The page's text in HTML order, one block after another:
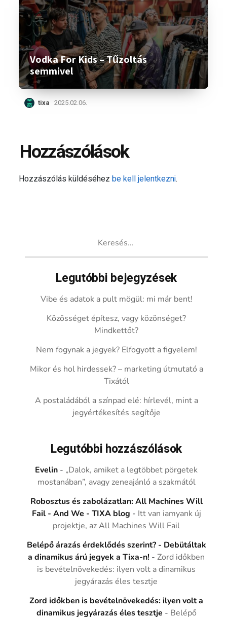
Vodka For Kids – Tűzoltás
semmivel
tixa 2025.02.06.
Hozzászólások
Hozzászólás küldéséhezbe kell jelentkezni.
Legutóbbi bejegyzések
Vibe és adatok a pult mögül: mi már bent!
Közösséget építesz, vagy közönséget?
Mindkettőt?
Nem fogynak a jegyek? Elfogyott a figyelem!
Mikor és hol hirdessek? – marketing útmutató a
Tixától
A postaládából a színpad elé: hírlevél, mint a
jegyértékesítés segítője
Legutóbbi hozzászólások
Evelin - „Dalok, amiket a legtöbbet pörgetek
mostanában”, avagy zeneajánló a szakmától
Robosztus és zabolázatlan: All Machines Will
Fail - And We - TIXA blog - Itt van iamyank új
projektje, az All Machines Will Fail
Belépő árazás érdeklődés szerint? - Debütáltak
a dinamikus árú jegyek a Tixa-n! -Zord időkben
is bevételnövekedés: ilyen volt a dinamikus
jegyárazás éles tesztje
Zord időkben is bevételnövekedés: ilyen volt a
dinamikus jegyárazás éles tesztje - Belépő